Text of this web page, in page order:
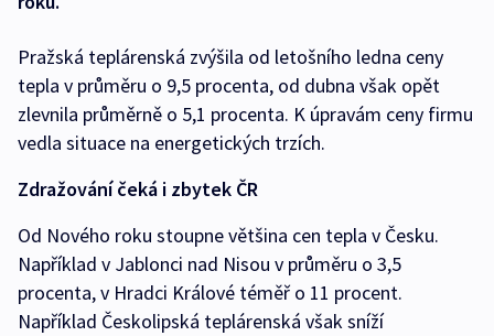
Pražská teplárenská zvýšila od letošního ledna ceny
tepla v průměru o 9,5 procenta, od dubna však opět
zlevnila průměrně o 5,1 procenta. K úpravám ceny firmu
vedla situace na energetických trzích.
Zdražování čeká i zbytek ČR
Od Nového roku stoupne většina cen tepla v Česku.
Například v Jablonci nad Nisou v průměru o 3,5
procenta, v Hradci Králové téměř o 11 procent.
Například Českolipská teplárenská však sníží